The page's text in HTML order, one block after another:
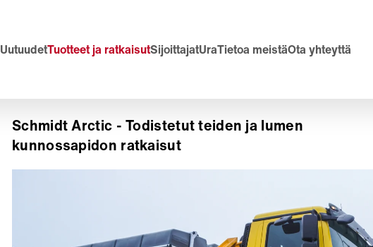
UutuudetTuotteet ja ratkaisutSijoittajatUraTietoa meistäOta yhteyttä
Schmidt Arctic - Todistetut teiden ja lumen
kunnossapidon ratkaisut